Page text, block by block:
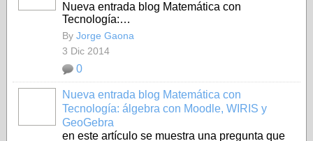
Nueva entrada blog Matemática con
Tecnología:…
By Jorge Gaona
3 Dic 2014
0
Nueva entrada blog Matemática con
Tecnología: álgebra con Moodle, WIRIS y
GeoGebra
en este artículo se muestra una pregunta que